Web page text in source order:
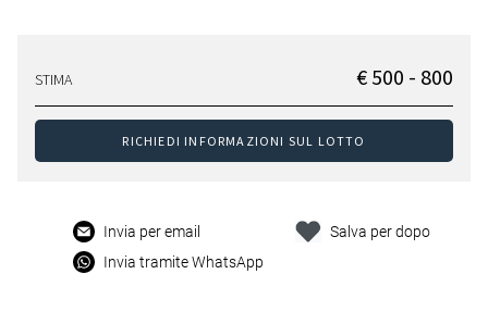
STIMA € 500 - 800
RICHIEDI INFORMAZIONI SUL LOTTO
Invia per email
Invia tramite WhatsApp
Salva per dopo